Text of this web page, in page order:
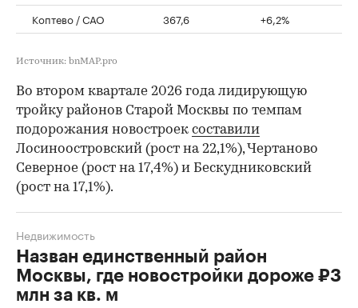
Коптево / САО
367,6 +6,2%
Источник: bnMAP.pro
Во втором квартале 2026 года лидирующую
тройку районов Старой Москвы по темпам
подорожания новостроек составили
Лосиноостровский (рост на 22,1%), Чертаново
Северное (рост на 17,4%) и Бескудниковский
(рост на 17,1%).
Назван единственный район
Москвы, где новостройки дороже ₽3
млн за кв. м
Недвижимость